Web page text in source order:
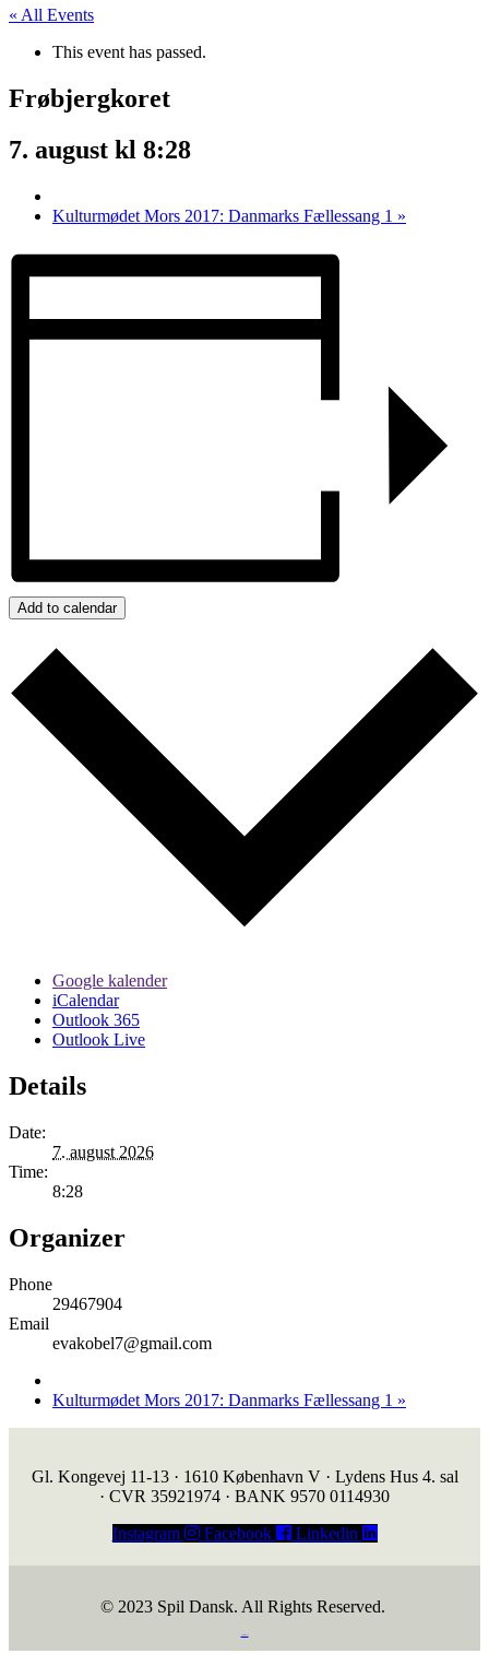
« All Events
This event has passed.
Frøbjergkoret
7. august kl 8:28
Kulturmødet Mors 2017: Danmarks Fællessang 1 »
Add to calendar
Google kalender
iCalendar
Outlook 365
Outlook Live
Details
Date:
7. august 2026
Time:
8:28
Organizer
Phone
29467904
Email
evakobel7@gmail.com
Kulturmødet Mors 2017: Danmarks Fællessang 1 »
Gl. Kongevej 11-13 · 1610 København V · Lydens Hus 4. sal
· CVR 35921974 · BANK 9570 0114930
Instagram
Facebook Linkedin
© 2023 Spil Dansk. All Rights Reserved.